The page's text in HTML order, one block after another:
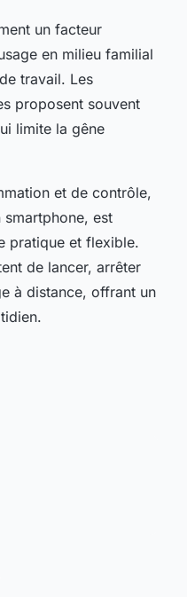
un facteur
en milieu familial
travail. Les
proposent souvent
limite la gêne
et de contrôle,
est
pratique et flexible.
de lancer, arrêter
à distance, offrant un